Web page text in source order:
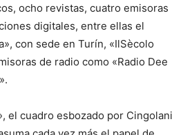
ocho revistas, cuatro emisoras
digitales, entre ellas el
con sede en Turín, «IlSècolo
de radio como «Radio Dee
el cuadro esbozado por Cingolani